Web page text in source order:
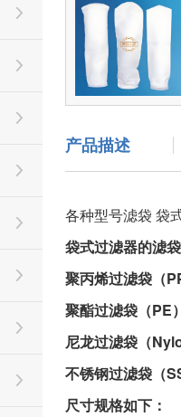
产品描述
各种型号滤袋 袋
袋式过滤器的滤
聚丙烯过滤袋（
聚酯过滤袋（PE
尼龙过滤袋（
不锈钢过滤袋（
尺寸规格如下：